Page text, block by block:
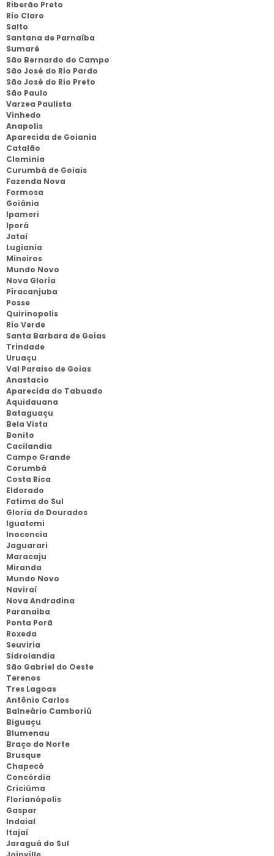
Riberão Preto
Rio Claro
Salto
Santana de Parnaíba
Sumaré
São Bernardo do Campo
São José do Rio Pardo
São José do Rio Preto
São Paulo
Varzea Paulista
Vinhedo
Anapolis
Aparecida de Goiania
Catalão
Clominia
Curumbá de Goiais
Fazenda Nova
Formosa
Goiânia
Ipameri
Iporá
Jataí
Lugiania
Mineiros
Mundo Novo
Nova Gloria
Piracanjuba
Posse
Quirinopolis
Rio Verde
Santa Barbara de Goias
Trindade
Uruaçu
Val Paraiso de Goias
Anastacio
Aparecida do Tabuado
Aquidauana
Bataguaçu
Bela Vista
Bonito
Cacilandia
Campo Grande
Corumbá
Costa Rica
Eldorado
Fatima do Sul
Gloria de Dourados
Iguatemi
Inocencia
Jaguarari
Maracaju
Miranda
Mundo Novo
Naviraí
Nova Andradina
Paranaiba
Ponta Porã
Roxeda
Seuviria
Sidrolandia
São Gabriel do Oeste
Terenos
Tres Lagoas
Antônio Carlos
Balneário Camboriú
Biguaçu
Blumenau
Braço do Norte
Brusque
Chapecó
Concórdia
Criciúma
Florianópolis
Gaspar
Indaial
Itajaí
Jaraguá do Sul